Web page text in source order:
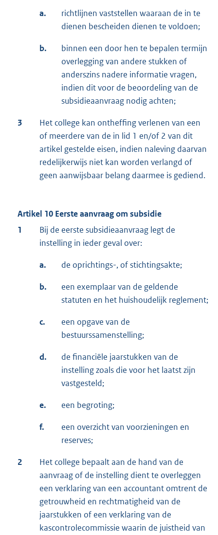
a.
richtlijnen vaststellen waaraan de in te
dienen bescheiden dienen te voldoen;
b.
binnen een door hen te bepalen termijn
overlegging van andere stukken of
anderszins nadere informatie vragen,
indien dit voor de beoordeling van de
subsidieaanvraag nodig achten;
3
Het college kan ontheffing verlenen van een
of meerdere van de in lid 1 en/of 2 van dit
artikel gestelde eisen, indien naleving daarvan
redelijkerwijs niet kan worden verlangd of
geen aanwijsbaar belang daarmee is gediend.
Artikel 10 Eerste aanvraag om subsidie
1
Bij de eerste subsidieaanvraag legt de
instelling in ieder geval over:
a. de oprichtings-, of stichtingsakte;
b.
een exemplaar van de geldende
statuten en het huishoudelijk reglement;
c.
een opgave van de
bestuurssamenstelling;
d.
de financiële jaarstukken van de
instelling zoals die voor het laatst zijn
vastgesteld;
e. een begroting;
f.
een overzicht van voorzieningen en
reserves;
2
Het college bepaalt aan de hand van de
aanvraag of de instelling dient te overleggen
een verklaring van een accountant omtrent de
getrouwheid en rechtmatigheid van de
jaarstukken of een verklaring van de
kascontrolecommissie waarin de juistheid van